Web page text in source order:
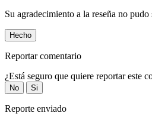
Su agradecimiento a la reseña no pudo
Hecho
Reportar comentario
¿Está seguro que quiere reportar este
No Si
Reporte enviado